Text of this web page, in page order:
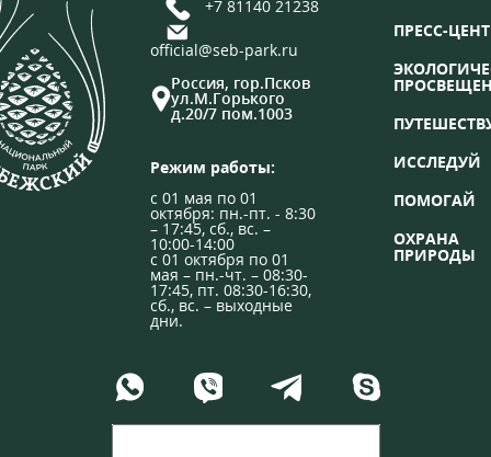
+7 81140 21238
official@seb-park.ru
Россия, гор.Псков
ул.М.Горького
д.20/7 пом.1003
Режим работы:
с 01 мая по 01
октября: пн.-пт. - 8:30
– 17:45, сб., вс. –
10:00-14:00
с 01 октября по 01
мая – пн.-чт. – 08:30-
17:45, пт. 08:30-16:30,
сб., вс. – выходные
дни.
ПРЕСС-
ИССЛЕДУЙ
ПОМОГАЙ
ОХРАНА
ПРИРОДЫ